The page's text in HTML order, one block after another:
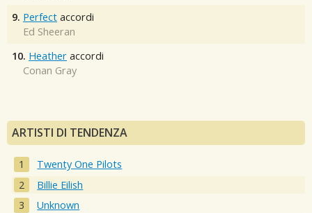
9. Perfect accordi
Ed Sheeran
10. Heather accordi
Conan Gray
ARTISTI DI TENDENZA
Twenty One Pilots
Billie Eilish
Unknown